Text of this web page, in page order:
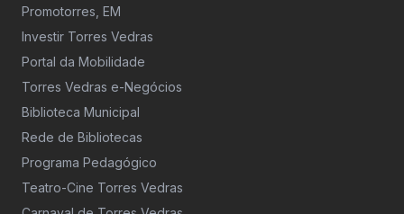
Promotorres, EM
Investir Torres Vedras
Portal da Mobilidade
Torres Vedras e-Negócios
Biblioteca Municipal
Rede de Bibliotecas
Programa Pedagógico
Teatro-Cine Torres Vedras